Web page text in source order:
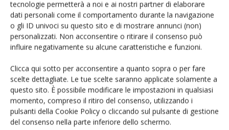
tecnologie permetterà a noi e ai nostri partner di elaborare
dati personali come il comportamento durante la navigazione
o gli ID univoci su questo sito e di mostrare annunci (non)
personalizzati. Non acconsentire o ritirare il consenso può
influire negativamente su alcune caratteristiche e funzioni.
Clicca qui sotto per acconsentire a quanto sopra o per fare
scelte dettagliate. Le tue scelte saranno applicate solamente a
questo sito. È possibile modificare le impostazioni in qualsiasi
momento, compreso il ritiro del consenso, utilizzando i
pulsanti della Cookie Policy o cliccando sul pulsante di gestione
del consenso nella parte inferiore dello schermo.
«Abbiamo invece riscontrato un anticipo medio dell’epoca
di raccolta, ma che nei casi più precoci coincidono con le
raccolte delle basi e quindi, anche in questo caso, non si
rilevano criticità particolari per le cantine».
A livello produttivo le varietà resistenti analizzare si sono
comportate bene, con rese che hanno sempre superato i
100 q /ha e oltre, soprattutto nel caso di quelle a bacca
bianca.